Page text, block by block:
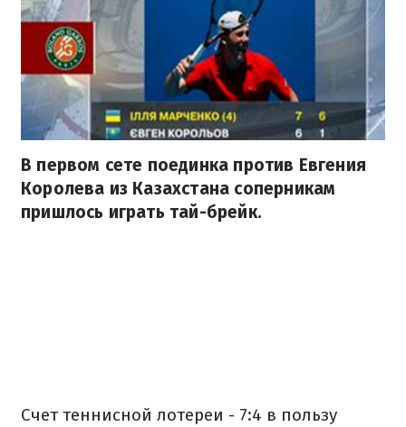
В первом сете поединка против Евгения
Королева из Казахстана соперникам
пришлось играть тай-брейк.
Счет теннисной лотереи - 7:4 в пользу